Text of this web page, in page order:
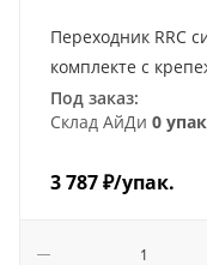
Переходник RRC
комплекте с
Под заказ:
Склад АйДи 0
3 787₽/упак.